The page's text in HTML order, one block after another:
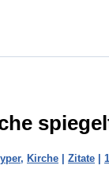
, Kirche | Zitate |